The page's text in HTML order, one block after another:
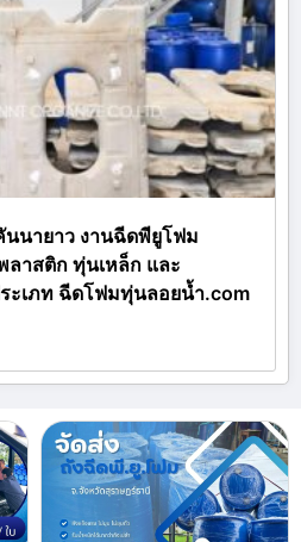
นายาว งานฉีดพียูโฟม
าสติก ทุ่นเหล็ก และ
ะเภท ฉีดโฟมทุ่นลอยน้ำ.com